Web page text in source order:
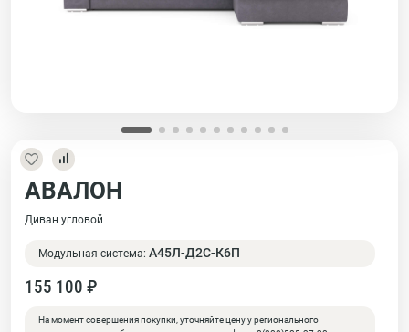
АВАЛОН
Диван угловой
Модульная система: А45Л-Д2С-К6П
155 100 ₽
На момент совершения покупки, уточняйте цену у регионального